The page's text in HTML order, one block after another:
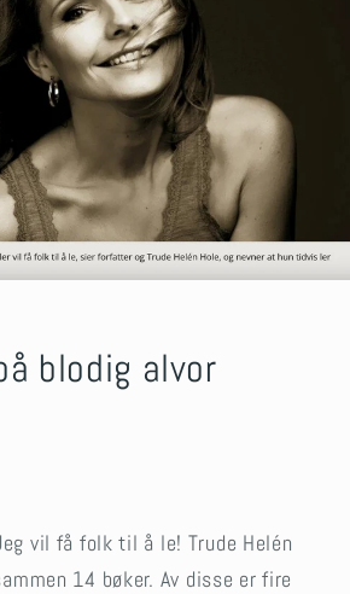
blodig alvor
vil få folk til å le! Trude Helén
14 bøker. Av disse er fire